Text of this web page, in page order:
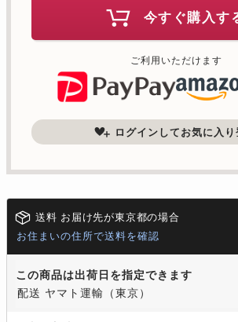
今すぐ購入す
ご利用いただけます
ログインしてお気に入り
送料 お届け先が東京都の場合
お住まいの住所で送料を確認
この商品は出荷日を指定できます
配送 ヤマト運輸（東京）